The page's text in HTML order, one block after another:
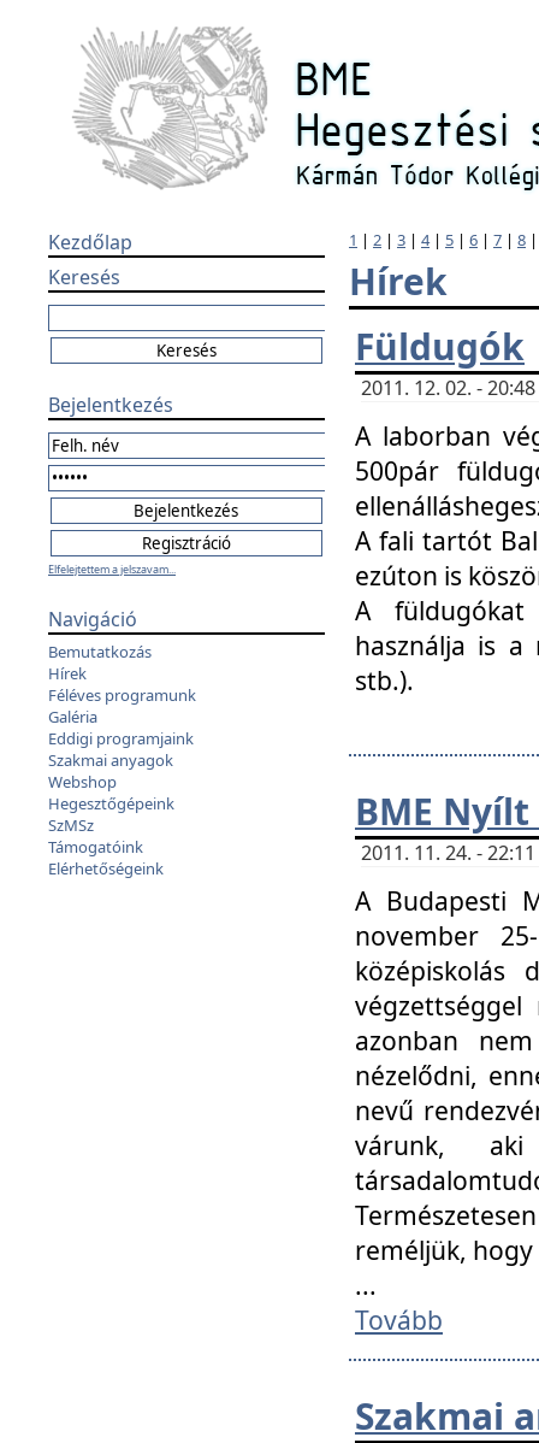
Kezdőlap
Keresés
Bejelentkezés
Elfelejtettem a jelszavam...
Navigáció
Bemutatkozás
Hírek
Féléves programunk
Galéria
Eddigi programjaink
Szakmai anyagok
Webshop
Hegesztőgépeink
SzMSz
Támogatóink
Elérhetőségeink
1 | 2 | 3 | 4| 5 | 6 | 7 | 8
Hírek
Füldugók
2011. 12. 02. -
A laborban
500pár
A fali tartót
ezúton is
A füldugókat
használja is a
stb.).
BME
2011. 11. 24. -
A Budapesti
november
középiskolás
azonban
nézelődni,
nevű
várunk, aki
reméljük,
...
Tovább
Szakmai